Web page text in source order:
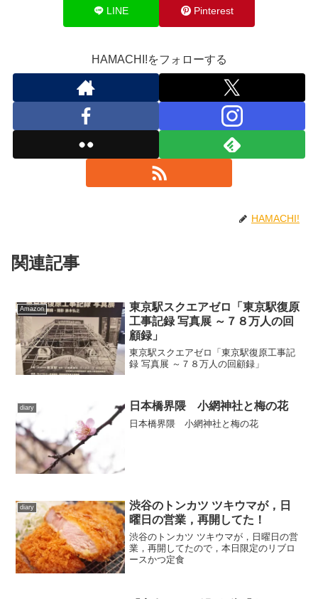
LINE Pinterest
HAMACHI!をフォローする
HAMACHI!
関連記事
Amazon
東京駅スクエアゼロ「東京駅復原
工事記録 写真展 ～７８万人の回
顧録」
東京駅スクエアゼロ「東京駅復原工事記
録 写真展 ～７８万人の回顧録」
diary 日本橋界隈 小網神社と梅の花
日本橋界隈 小網神社と梅の花
diary
渋谷のトンカツ ツキウマが，日
曜日の営業，再開してた！
渋谷のトンカツ ツキウマが，日曜日の営
業，再開してたので，本日限定のリブロ
ースかつ定食